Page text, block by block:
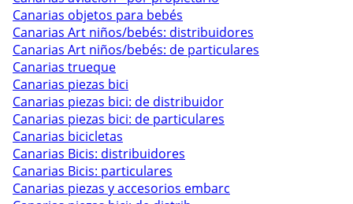
Canarias objetos para bebés
Canarias Art niños/bebés: distribuidores
Canarias Art niños/bebés: de particulares
Canarias trueque
Canarias piezas bici
Canarias piezas bici: de distribuidor
Canarias piezas bici: de particulares
Canarias bicicletas
Canarias Bicis: distribuidores
Canarias Bicis: particulares
Canarias piezas y accesorios embarc